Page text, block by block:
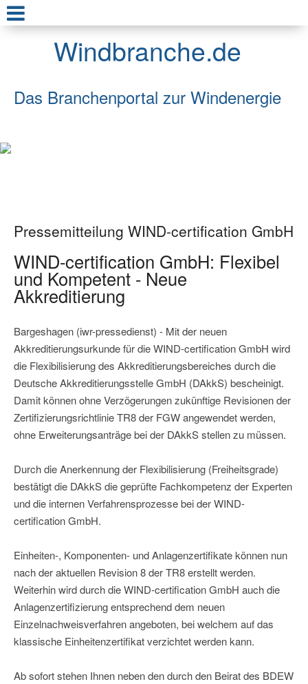
Windbranche.de
Das Branchenportal zur Windenergie
Pressemitteilung WIND-certification GmbH
WIND-certification GmbH: Flexibel
und Kompetent - Neue
Akkreditierung
Bargeshagen (iwr-pressedienst) - Mit der neuen
Akkreditierungsurkunde für die WIND-certification GmbH wird
die Flexibilisierung des Akkreditierungsbereiches durch die
Deutsche Akkreditierungsstelle GmbH (DAkkS) bescheinigt.
Damit können ohne Verzögerungen zukünftige Revisionen der
Zertifizierungsrichtlinie TR8 der FGW angewendet werden,
ohne Erweiterungsanträge bei der DAkkS stellen zu müssen.
Durch die Anerkennung der Flexibilisierung (Freiheitsgrade)
bestätigt die DAkkS die geprüfte Fachkompetenz der Experten
und die internen Verfahrensprozesse bei der WIND-
certification GmbH.
Einheiten-, Komponenten- und Anlagenzertifikate können nun
nach der aktuellen Revision 8 der TR8 erstellt werden.
Weiterhin wird durch die WIND-certification GmbH auch die
Anlagenzertifizierung entsprechend dem neuen
Einzelnachweisverfahren angeboten, bei welchem auf das
klassische Einheitenzertifikat verzichtet werden kann.
Ab sofort stehen Ihnen neben den durch den Beirat des BDEW